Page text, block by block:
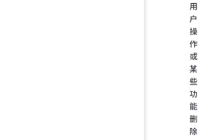
用
户
操
作
或
某
些
功
能
删
除